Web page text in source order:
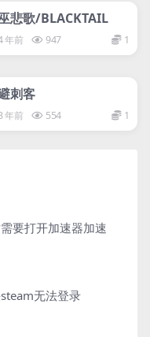
svip专属
悲歌/BLACKTAIL
年前 947 1
刺客
年前 554 1
要打开加速器加速
无法登录